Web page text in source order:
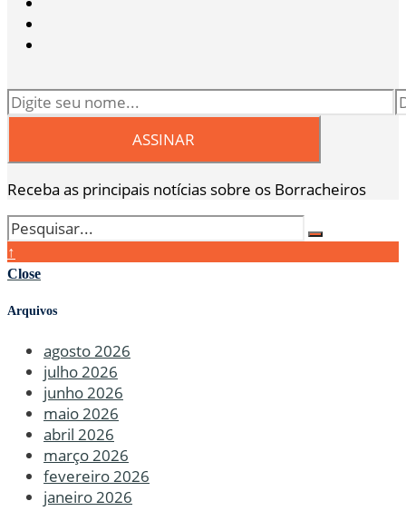
Receba as principais notícias sobre os Borracheiros
↑
Close
Arquivos
agosto 2026
julho 2026
junho 2026
maio 2026
abril 2026
março 2026
fevereiro 2026
janeiro 2026